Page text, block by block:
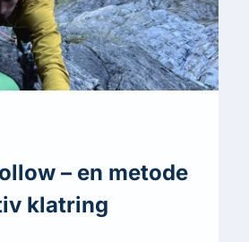
– en metode
klatring